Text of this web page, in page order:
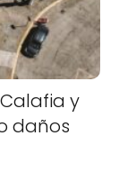
y
daños